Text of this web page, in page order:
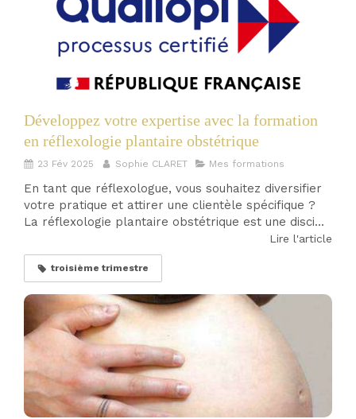
Développez votre expertise avec la formation
en réflexologie plantaire obstétrique
23 Fév 2025 Sophie CLARET Mes formations
En tant que réflexologue, vous souhaitez diversifier
votre pratique et attirer une clientèle spécifique ?
La réflexologie plantaire obstétrique est une disci...
Lire l'article
troisième trimestre